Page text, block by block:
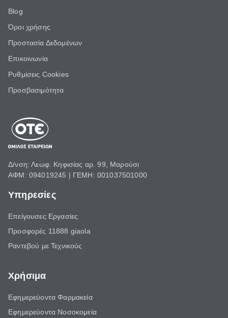
Blog
Όροι χρήσης
Προστασία Δεδομένων
Επικοινωνία
Ρυθμίσεις Cookies
Προσβασιμότητα
Δ/νση: Λεωφ. Κηφισίας αρ. 99, Μαρούσι
ΑΦΜ: 094019245 | ΓΕΜΗ: 001037501000
Υπηρεσίες
Επείγουσες Εργασίες
Προσφορές 11888 giaola
Ραντεβού με Τεχνικούς
Χρήσιμα
Εφημερεύοντα Φαρμακεία
Εφημερεύοντα Νοσοκομεία